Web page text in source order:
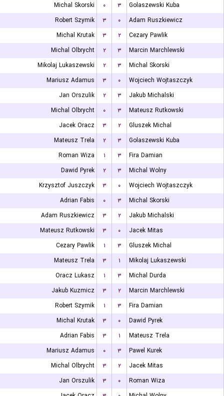
Michal Skorski
۰ ۳
Golaszewski Kuba
Robert Szymik
۳ ۰
Adam Ruszkiewicz
Michal Krutak
۳ ۲
Cezary Pawlik
Michal Olbrycht
۲ ۳
Marcin Marchlewski
Mikolaj Lukaszewski
۲ ۳
Michal Skorski
Mariusz Adamus
۳ ۰
Wojciech Wojtaszczyk
Jan Orszulik
۲ ۳
Jakub Michalski
Michal Olbrycht
۰ ۳
Mateusz Rutkowski
Jacek Oracz
۳ ۲
Gluszek Michal
Mateusz Trela
۲ ۳
Golaszewski Kuba
Roman Wiza
۱ ۳
Fira Damian
Dawid Pyrek
۲ ۳
Michal Wolny
Krzysztof Juszczyk
۳ ۰
Wojciech Wojtaszczyk
Adrian Fabis
۰ ۳
Michal Skorski
Adam Ruszkiewicz
۳ ۲
Jakub Michalski
Mateusz Rutkowski
۳ ۰
Jacek Mitas
Cezary Pawlik
۱ ۳
Gluszek Michal
Mateusz Trela
۳ ۱
Mikolaj Lukaszewski
Oracz Lukasz
۱ ۳
Michal Durda
Jakub Kuzmicz
۳ ۲
Marcin Marchlewski
Robert Szymik
۱ ۳
Fira Damian
Michal Krutak
۳ ۰
Dawid Pyrek
Adrian Fabis
۳ ۱
Mateusz Trela
Mariusz Adamus
۰ ۳
Pawel Kurek
Michal Olbrycht
۳ ۲
Jacek Mitas
Jan Orszulik
۳ ۰
Roman Wiza